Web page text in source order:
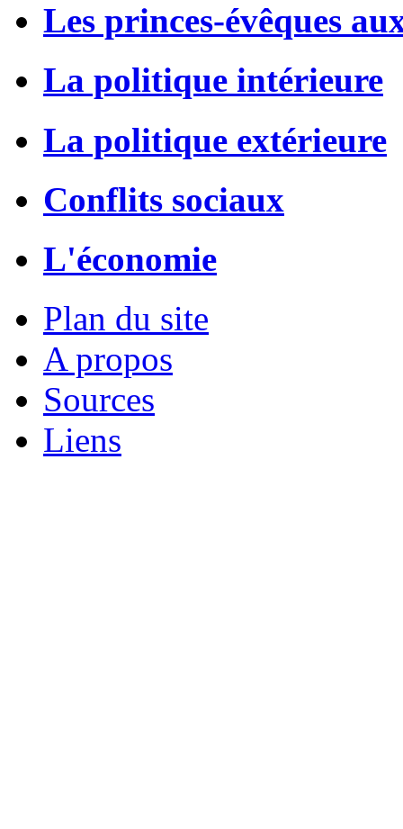
Les princes-évêques
La politique intérieure
La politique extérieure
Conflits sociaux
L'économie
Plan du site
A propos
Sources
Liens